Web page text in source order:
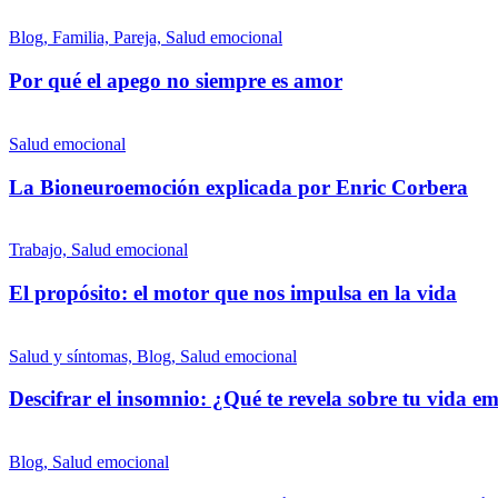
Blog, Familia, Pareja, Salud emocional
Por qué el apego no siempre es amor
Salud emocional
La Bioneuroemoción explicada por Enric Corbera
Trabajo, Salud emocional
El propósito: el motor que nos impulsa en la vida
Salud y síntomas, Blog, Salud emocional
Descifrar el insomnio: ¿Qué te revela sobre tu vida
Blog, Salud emocional